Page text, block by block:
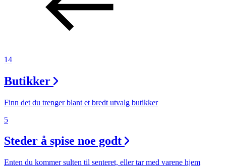
14
Butikker
Finn det du trenger blant et bredt utvalg butikker
5
Steder å spise noe godt
Enten du kommer sulten til senteret, eller tar med varene hjem